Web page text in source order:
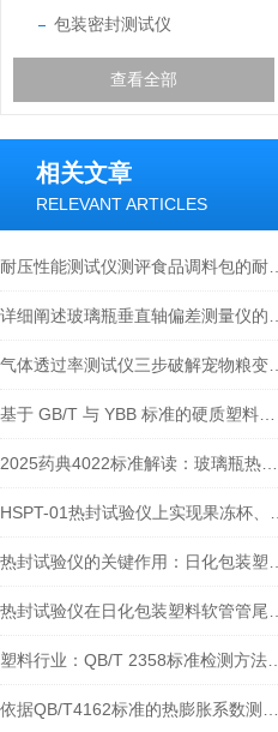
包装密封测试仪
查看全部
相关文章
RELEVANT ARTICLES